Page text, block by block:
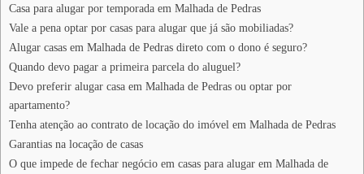
Casa para alugar por temporada em Malhada de Pedras
Vale a pena optar por casas para alugar que já são mobiliadas?
Alugar casas em Malhada de Pedras direto com o dono é seguro?
Quando devo pagar a primeira parcela do aluguel?
Devo preferir alugar casa em Malhada de Pedras ou optar por
apartamento?
Tenha atenção ao contrato de locação do imóvel em Malhada de Pedras
Garantias na locação de casas
O que impede de fechar negócio em casas para alugar em Malhada de